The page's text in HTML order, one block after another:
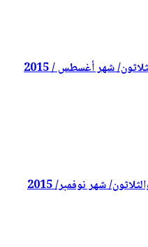
شهر أغسطس / 2015
شهر نوفمبر/ 2015